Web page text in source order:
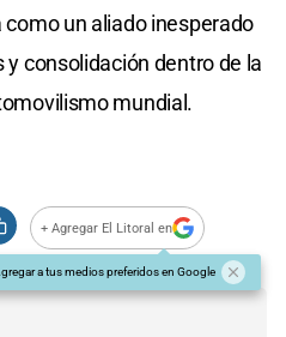
un aliado inesperado
consolidación dentro de la
mundial.
+ Agregar El Litoral en
a tus medios preferidos en Google